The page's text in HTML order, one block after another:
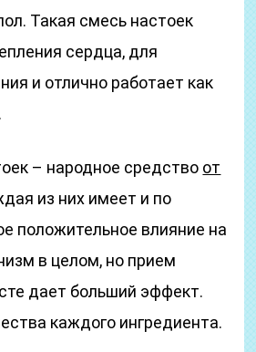
Такая смесь настоек
сердца, для
и отлично работает как
– народное средство от
из них имеет и по
положительное влияние на
в целом, но прием
дает больший эффект.
каждого ингредиента.